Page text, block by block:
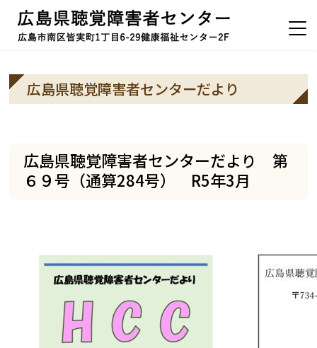
広島県聴覚障害者センターだより
広島県聴覚障害者センターだより 第
６９号（通算284号） R5年3月